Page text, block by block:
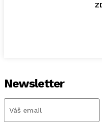
Newsletter